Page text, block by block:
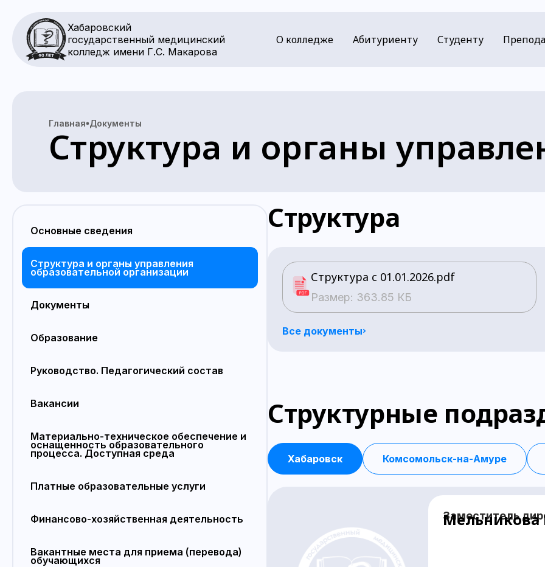
Хабаровский
государственный медицинский
колледж имени Г.С. Макарова
О колледже Абитуриенту Студенту
Главная Документы
Структура и органы
Основные сведения
Структура и органы управления
образовательной организации
Документы
Образование
Руководство. Педагогический состав
Вакансии
Материально-техническое обеспечение и
оснащенность образовательного
процесса. Доступная среда
Платные образовательные услуги
Финансово-хозяйственная деятельность
Вакантные места для приема (перевода)
обучающихся
Структура
Структура с 01.01.2026.pdf
Размер: 363.85 КБ
Все документы
Структурные
Хабаровск Комсомольск-на-Амуре
Заместитель
Мельникова